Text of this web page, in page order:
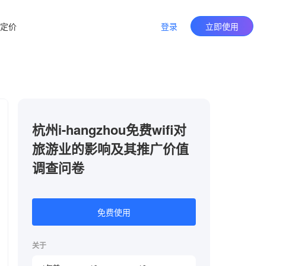
定价 登录 立即使用
杭州i-hangzhou免费wifi对
旅游业的影响及其推广价值
调查问卷
免费使用
关于